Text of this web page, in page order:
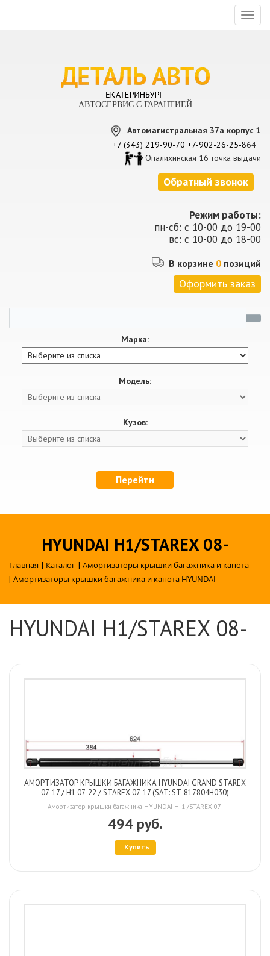
АВТОСЕРВИС С ГАРАНТИЕЙ
Автомагистральная 37а корпус 1
+7 (343) 219-90-70 +7-902-26-25-864
Опалихинская 16 точка выдачи
Обратный звонок
Режим работы:
пн-сб: с 10-00 до 19-00
вс: с 10-00 до 18-00
В корзине 0 позиций
Оформить заказ
Марка:
Модель:
Кузов:
Перейти
HYUNDAI H1/STAREX 08-
Главная | Каталог | Амортизаторы крышки багажника и капота
| Амортизаторы крышки багажника и капота HYUNDAI
HYUNDAI H1/STAREX 08-
АМОРТИЗАТОР КРЫШКИ БАГАЖНИКА HYUNDAI GRAND STAREX
07-17 / H1 07-22 / STAREX 07-17 (SAT: ST-817804H030)
Амортизатор крышки багажника HYUNDAI H-1 /STAREX 07-
494 руб.
Купить